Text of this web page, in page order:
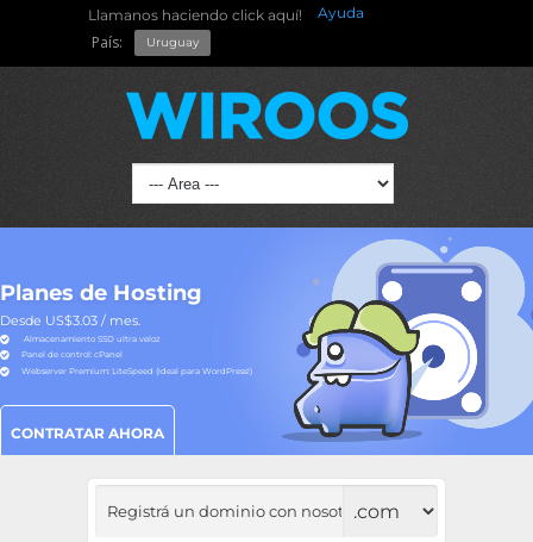
Llamanos haciendo click aquí! Ayuda
País: Uruguay
Planes de Hosting
Desde US$3.03 / mes.
Almacenamiento SSD ultra veloz
Panel de control: cPanel
Webserver Premium: LiteSpeed (ideal para WordPress!)
CONTRATAR AHORA